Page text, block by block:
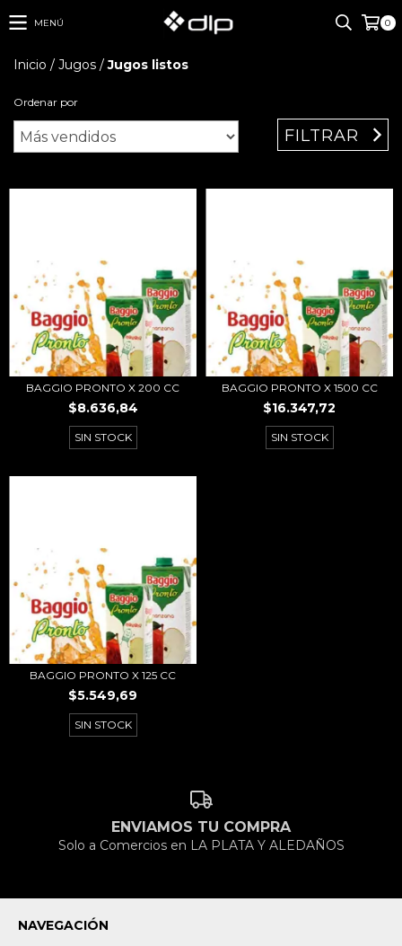
MENÚ 0
Inicio / Jugos / Jugos listos
Ordenar por
FILTRAR
BAGGIO PRONTO X 200 CC
$8.636,84
SIN STOCK
BAGGIO PRONTO X 1500 CC
$16.347,72
SIN STOCK
BAGGIO PRONTO X 125 CC
$5.549,69
SIN STOCK
ENVIAMOS TU COMPRA
Solo a Comercios en LA PLATA Y ALEDAÑOS
NAVEGACIÓN